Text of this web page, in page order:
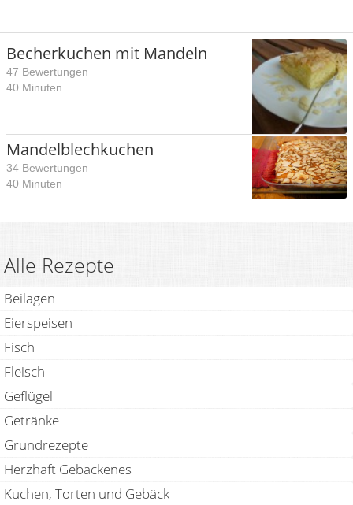
Becherkuchen mit Mandeln
47 Bewertungen
40 Minuten
Mandelblechkuchen
34 Bewertungen
40 Minuten
Alle Rezepte
Beilagen
Eierspeisen
Fisch
Fleisch
Geflügel
Getränke
Grundrezepte
Herzhaft Gebackenes
Kuchen, Torten und Gebäck